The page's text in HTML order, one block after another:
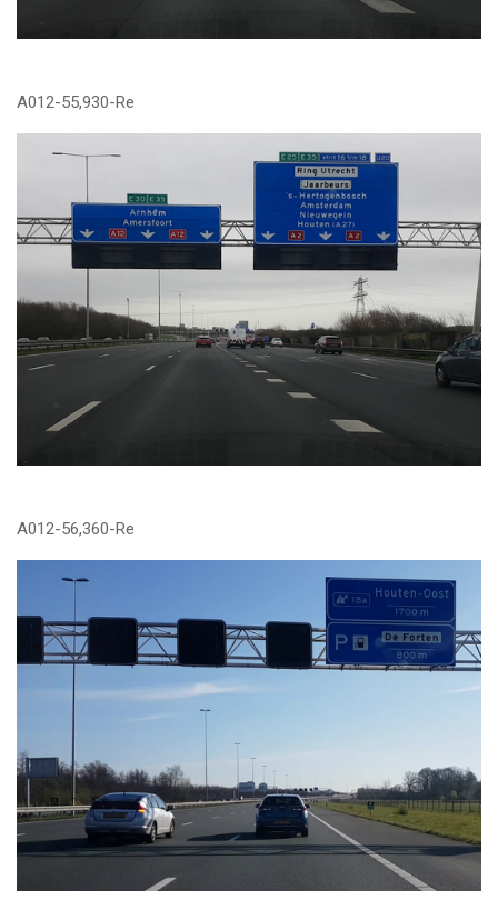
A012-55,930-Re
A012-56,360-Re